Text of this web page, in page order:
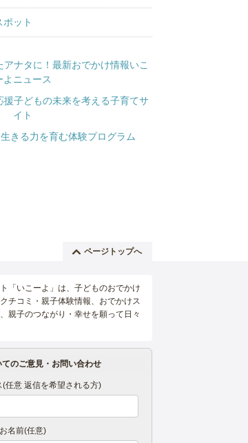
ット
ページトップへ
「いこーよ」は、子どものおでかけ
チコミ・親子体験情報、おでかけス
親子のつながり・幸せを願って日々
のご意見・お問い合わせ
(任意 返信を希望される方)
お名前(任意)